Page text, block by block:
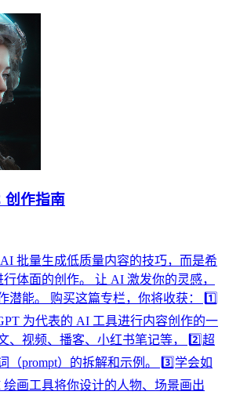
创作指南
批量生成低质量内容的技巧，而是希
体面的创作。 让 AI 激发你的灵感，
潜能。 购买这篇专栏，你将收获： 1️⃣
为代表的 AI 工具进行内容创作的一
、视频、播客、小红书笔记等， 2️⃣超
（prompt）的拆解和示例。 3️⃣学会如
绘画工具将你设计的人物、场景画出